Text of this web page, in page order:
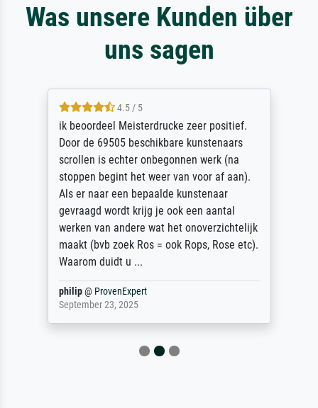
Was unsere Kunden über
uns sagen
4.5 / 5
ik beoordeel Meisterdrucke zeer positief.
Door de 69505 beschikbare kunstenaars
scrollen is echter onbegonnen werk (na
stoppen begint het weer van voor af aan).
Als er naar een bepaalde kunstenaar
gevraagd wordt krijg je ook een aantal
werken van andere wat het onoverzichtelijk
maakt (bvb zoek Ros = ook Rops, Rose etc).
Waarom duidt u ...
philip@ ProvenExpert
September 23, 2025